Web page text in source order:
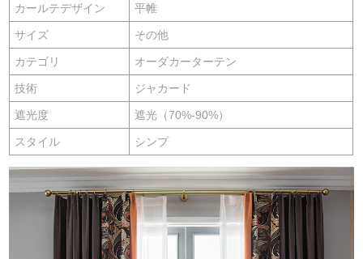
カールテデザイン 平帷
サイズ その他
カテゴリ オーダカーターテン
技術 ジャカード
遮光度 遮光（70%-90%）
スタイル シンプ